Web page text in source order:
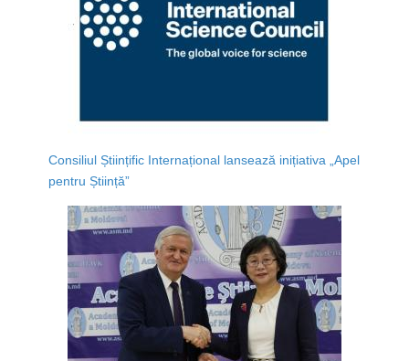
Consiliul Științific Internațional lansează inițiativa „Apel
pentru Știință”